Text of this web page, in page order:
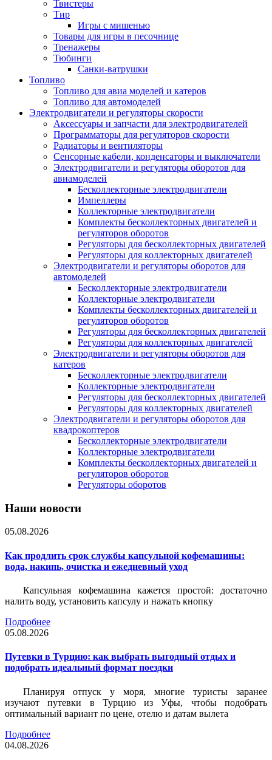
Твистеры
Тир
Игры с мишенью
Товары для игры в песочнице
Тренажеры
Тюбинги
Санки-ватрушки
Топливо
Топливо для авиа моделей и катеров
Топливо для автомоделей
Электродвигатели и регуляторы скорости
Аксессуары и запчасти для электродвигателей
Программаторы для регуляторов скорости
Радиаторы и вентиляторы
Сенсорные кабели, конденсаторы и выключатели
Электродвигатели и регуляторы оборотов для
авиамоделей
Бесколлекторные электродвигатели
Импеллеры
Коллекторные электродвигатели
Комплекты бесколлекторных двигателей и
регуляторов оборотов
Регуляторы для бесколлекторных двигателей
Регуляторы для коллекторных двигателей
Электродвигатели и регуляторы оборотов для
автомоделей
Бесколлекторные электродвигатели
Коллекторные электродвигатели
Комплекты бесколлекторных двигателей и
регуляторов оборотов
Регуляторы для бесколлекторных двигателей
Регуляторы для коллекторных двигателей
Электродвигатели и регуляторы оборотов для
катеров
Бесколлекторные электродвигатели
Коллекторные электродвигатели
Регуляторы для бесколлекторных двигателей
Регуляторы для коллекторных двигателей
Электродвигатели и регуляторы оборотов для
квадрокоптеров
Бесколлекторные электродвигатели
Коллекторные электродвигатели
Комплекты бесколлекторных двигателей и
регуляторов оборотов
Регуляторы оборотов
Наши новости
05.08.2026
Как продлить срок службы капсульной кофемашины:
вода, накипь, очистка и ежедневный уход
Капсульная кофемашина кажется простой: достаточно
налить воду, установить капсулу и нажать кнопку
Подробнее
05.08.2026
Путевки в Турцию: как выбрать выгодный отдых и
подобрать идеальный формат поездки
Планируя отпуск у моря, многие туристы заранее
изучают путевки в Турцию из Уфы, чтобы подобрать
оптимальный вариант по цене, отелю и датам вылета
Подробнее
04.08.2026